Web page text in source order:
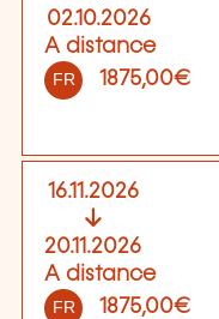
02.10.2026
A distance
FR 1875,00€
16.11.2026
20.11.2026
A distance
FR 1875,00€